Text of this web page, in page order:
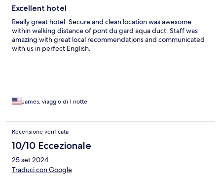
Excellent hotel
Really great hotel. Secure and clean location was awesome
within walking distance of pont du gard aqua duct. Staff was
amazing with great local recommendations and communicated
with us in perfect English.
James, viaggio di 1 notte
Recensione verificata
10/10 Eccezionale
25 set 2024
Traduci con Google